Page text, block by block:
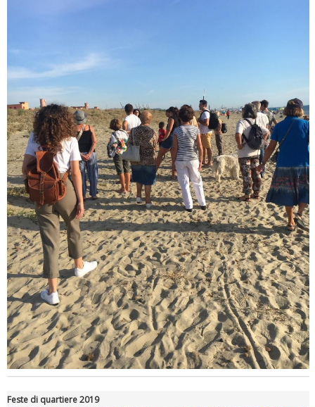
Luglio 2026: "Pensando con i piedi, si possono fare le
rivoluzioni"
Tiziano Pesce a Radio InBlu2000 traccia il bilancio della stagione
Feste di quartiere 2019